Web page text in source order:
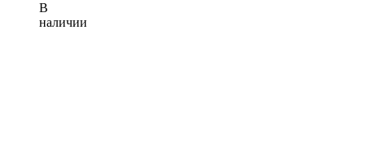
В
наличии